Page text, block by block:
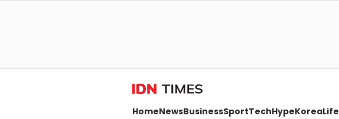
HomeNewsBusinessSportTechHypeKoreaLife